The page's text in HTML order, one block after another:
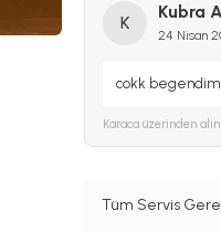
K
Kubra
24 Nisan
cokk
Karaca üzerinden
Tüm Servis